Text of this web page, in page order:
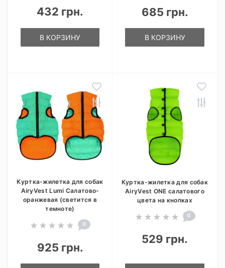
432 грн.
В КОРЗИНУ
685 грн.
В КОРЗИНУ
Куртка-жилетка для собак
AiryVest Lumi Салатово-
оранжевая (светится в
темноте)
0
925 грн.
Куртка-жилетка для собак
AiryVest ONE салатового
цвета на кнопках
0
529 грн.